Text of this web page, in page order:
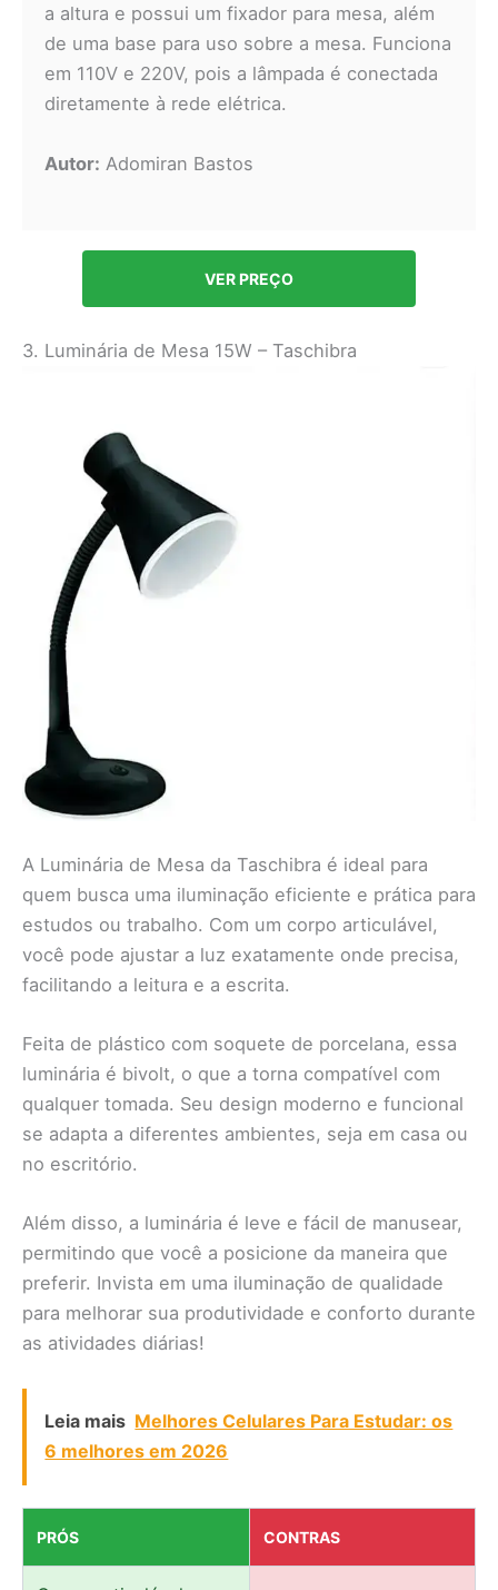
a altura e possui um fixador para mesa, além
de uma base para uso sobre a mesa. Funciona
em 110V e 220V, pois a lâmpada é conectada
diretamente à rede elétrica.
Autor: Adomiran Bastos
VER PREÇO
3. Luminária de Mesa 15W – Taschibra
A Luminária de Mesa da Taschibra é ideal para
quem busca uma iluminação eficiente e prática para
estudos ou trabalho. Com um corpo articulável,
você pode ajustar a luz exatamente onde precisa,
facilitando a leitura e a escrita.
Feita de plástico com soquete de porcelana, essa
luminária é bivolt, o que a torna compatível com
qualquer tomada. Seu design moderno e funcional
se adapta a diferentes ambientes, seja em casa ou
no escritório.
Além disso, a luminária é leve e fácil de manusear,
permitindo que você a posicione da maneira que
preferir. Invista em uma iluminação de qualidade
para melhorar sua produtividade e conforto durante
as atividades diárias!
Leia mais Melhores Celulares Para Estudar: os
6 melhores em 2026
PRÓS CONTRAS